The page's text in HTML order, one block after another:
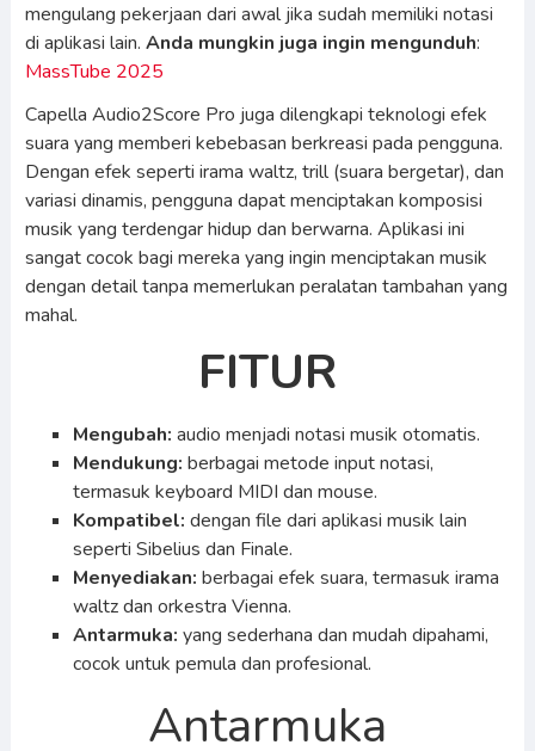
mengulang pekerjaan dari awal jika sudah memiliki notasi
di aplikasi lain. Anda mungkin juga ingin mengunduh:
MassTube 2025
Capella Audio2Score Pro juga dilengkapi teknologi efek
suara yang memberi kebebasan berkreasi pada pengguna.
Dengan efek seperti irama waltz, trill (suara bergetar), dan
variasi dinamis, pengguna dapat menciptakan komposisi
musik yang terdengar hidup dan berwarna. Aplikasi ini
sangat cocok bagi mereka yang ingin menciptakan musik
dengan detail tanpa memerlukan peralatan tambahan yang
mahal.
FITUR
Mengubah: audio menjadi notasi musik otomatis.
Mendukung: berbagai metode input notasi,
termasuk keyboard MIDI dan mouse.
Kompatibel: dengan file dari aplikasi musik lain
seperti Sibelius dan Finale.
Menyediakan: berbagai efek suara, termasuk irama
waltz dan orkestra Vienna.
Antarmuka: yang sederhana dan mudah dipahami,
cocok untuk pemula dan profesional.
Antarmuka